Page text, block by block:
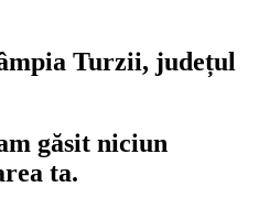
Turzii, județul
găsit niciun
ta.